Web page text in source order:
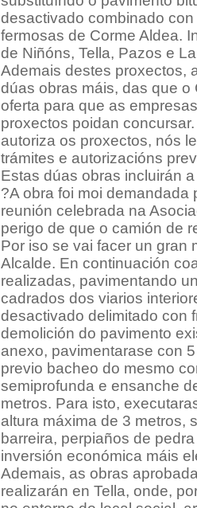
desactivado combinado
fermosas de Corme Aldea.
de Niñóns, Tella, Pazos e
Ademais destes proxectos,
dúas obras máis, das que
oferta para que as
proxectos poidan
autoriza os proxectos, nós
trámites e autorizacións
Estas dúas obras incluirán
?A obra foi moi
reunión celebrada na
perigo de que o camión de
Por iso se vai facer un gran
Alcalde. En continuación
realizadas, pavimentando
cadrados dos viarios
desactivado delimitado con
demolición do pavimento
anexo, pavimentarase con
previo bacheo do mesmo
semiprofunda e ensanche
metros. Para isto,
altura máxima de 3 metros,
barreira, perpiaños de
inversión económica máis
Ademais, as obras
realizarán en Tella, onde,